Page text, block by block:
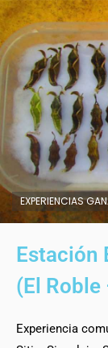
EXPERIENCIAS
Estación
(El Roble
Experiencia